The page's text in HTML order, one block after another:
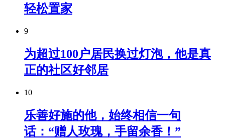
轻松置家
9
为超过100户居民换过灯泡，他是真
正的社区好邻居
10
乐善好施的他，始终相信一句
话：“赠人玫瑰，手留余香！”